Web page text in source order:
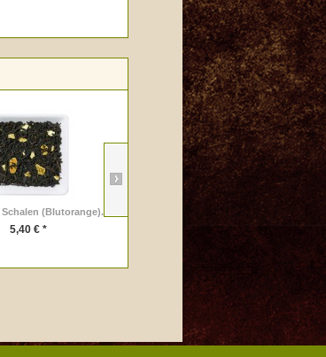
(Blutorange)...
5,40 € *
Assam Broken Orange Pekoe
6,50 € *